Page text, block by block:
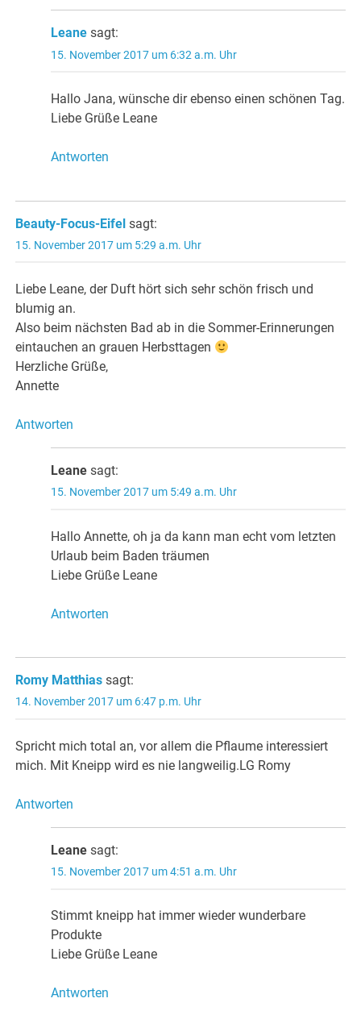
Leane sagt:
15. November 2017 um 6:32 a.m. Uhr
Hallo Jana, wünsche dir ebenso einen schönen Tag.
Liebe Grüße Leane
Antworten
Beauty-Focus-Eifel sagt:
15. November 2017 um 5:29 a.m. Uhr
Liebe Leane, der Duft hört sich sehr schön frisch und
blumig an.
Also beim nächsten Bad ab in die Sommer-Erinnerungen
eintauchen an grauen Herbsttagen
Herzliche Grüße,
Annette
Antworten
Leane sagt:
15. November 2017 um 5:49 a.m. Uhr
Hallo Annette, oh ja da kann man echt vom letzten
Urlaub beim Baden träumen
Liebe Grüße Leane
Antworten
Romy Matthias sagt:
14. November 2017 um 6:47 p.m. Uhr
Spricht mich total an, vor allem die Pflaume interessiert
mich. Mit Kneipp wird es nie langweilig.LG Romy
Antworten
Leane sagt:
15. November 2017 um 4:51 a.m. Uhr
Stimmt kneipp hat immer wieder wunderbare
Produkte
Liebe Grüße Leane
Antworten